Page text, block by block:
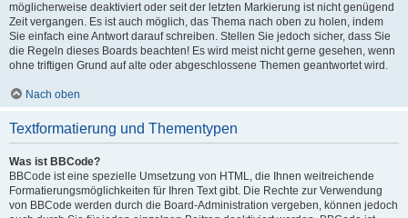
möglicherweise deaktiviert oder seit der letzten Markierung ist nicht genügend
Zeit vergangen. Es ist auch möglich, das Thema nach oben zu holen, indem
Sie einfach eine Antwort darauf schreiben. Stellen Sie jedoch sicher, dass Sie
die Regeln dieses Boards beachten! Es wird meist nicht gerne gesehen, wenn
ohne triftigen Grund auf alte oder abgeschlossene Themen geantwortet wird.
Nach oben
Textformatierung und Thementypen
Was ist BBCode?
BBCode ist eine spezielle Umsetzung von HTML, die Ihnen weitreichende
Formatierungsmöglichkeiten für Ihren Text gibt. Die Rechte zur Verwendung
von BBCode werden durch die Board-Administration vergeben, können jedoch